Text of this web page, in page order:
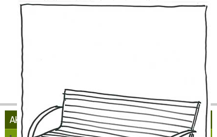
AKTUELLES AUS HÜLCHRATH